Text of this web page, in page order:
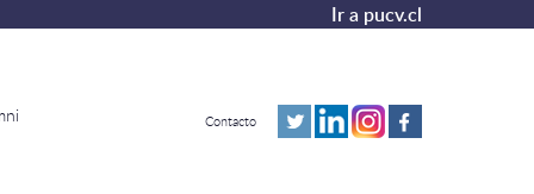
Ir a pucv.cl
Contacto